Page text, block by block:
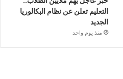
التعليم تعلن عن نظام البكالوريا
الجديد
منذ يوم واحد